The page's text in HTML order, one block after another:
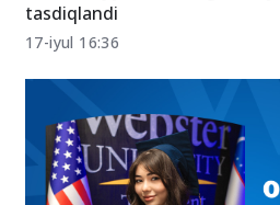
17-iyul 16:36